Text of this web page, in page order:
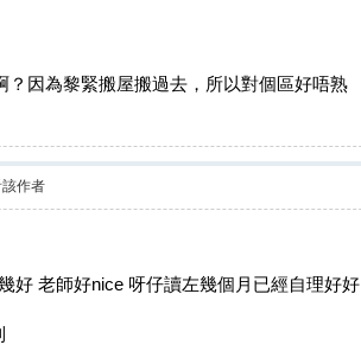
？因為黎緊搬屋搬過去，所以對個區好唔熟
該作者
好 老師好nice 呀仔讀左幾個月已經自理好好